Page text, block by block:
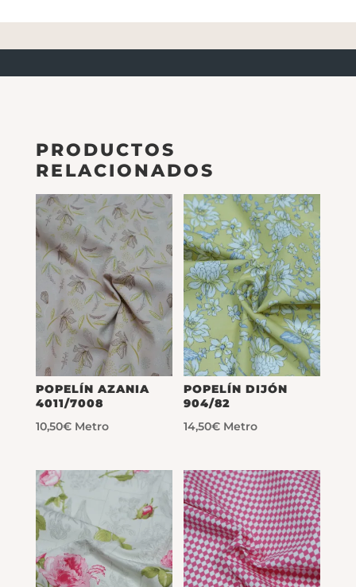
PRODUCTOS
RELACIONADOS
POPELÍN AZANIA
4011/7008
10,50€ Metro
POPELÍN DIJÓN
904/82
14,50€ Metro